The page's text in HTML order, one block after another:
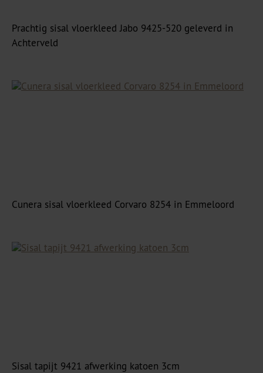
Prachtig sisal vloerkleed Jabo 9425-520 geleverd in
Achterveld
Cunera sisal vloerkleed Corvaro 8254 in Emmeloord
Sisal tapijt 9421 afwerking katoen 3cm